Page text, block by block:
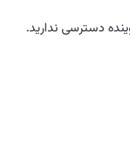
دسترسی ندارید.